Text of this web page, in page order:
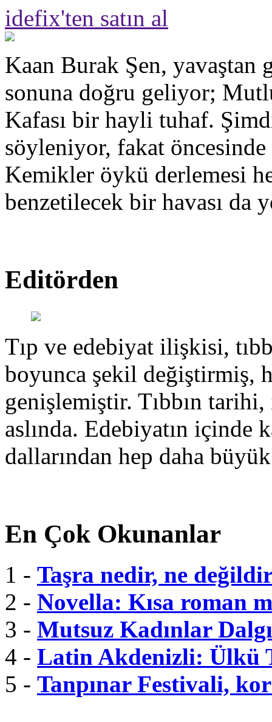
idefix'ten satın al
Kaan Burak Şen, yavaştan
sonuna doğru geliyor;
Kafası bir hayli tuhaf.
söyleniyor, fakat
Kemikler öykü derlemesi
benzetilecek bir havası da
Editörden
Tıp ve edebiyat ilişkisi,
boyunca şekil değiştirmiş,
genişlemiştir. Tıbbın
aslında. Edebiyatın içinde
dallarından hep daha
En Çok Okunanlar
1 - Taşra nedir, ne
2 - Novella: Kısa roman
3 - Mutsuz Kadınlar
4 - Latin Akdenizli: Ülkü
5 - Tanpınar Festivali,